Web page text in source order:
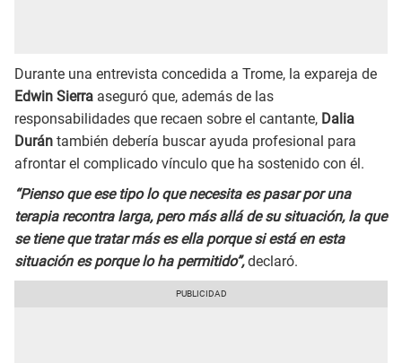
Durante una entrevista concedida a Trome, la expareja de
Edwin Sierra aseguró que, además de las
responsabilidades que recaen sobre el cantante, Dalia
Durán también debería buscar ayuda profesional para
afrontar el complicado vínculo que ha sostenido con él.
“Pienso que ese tipo lo que necesita es pasar por una
terapia recontra larga, pero más allá de su situación, la que
se tiene que tratar más es ella porque si está en esta
situación es porque lo ha permitido”,declaró.